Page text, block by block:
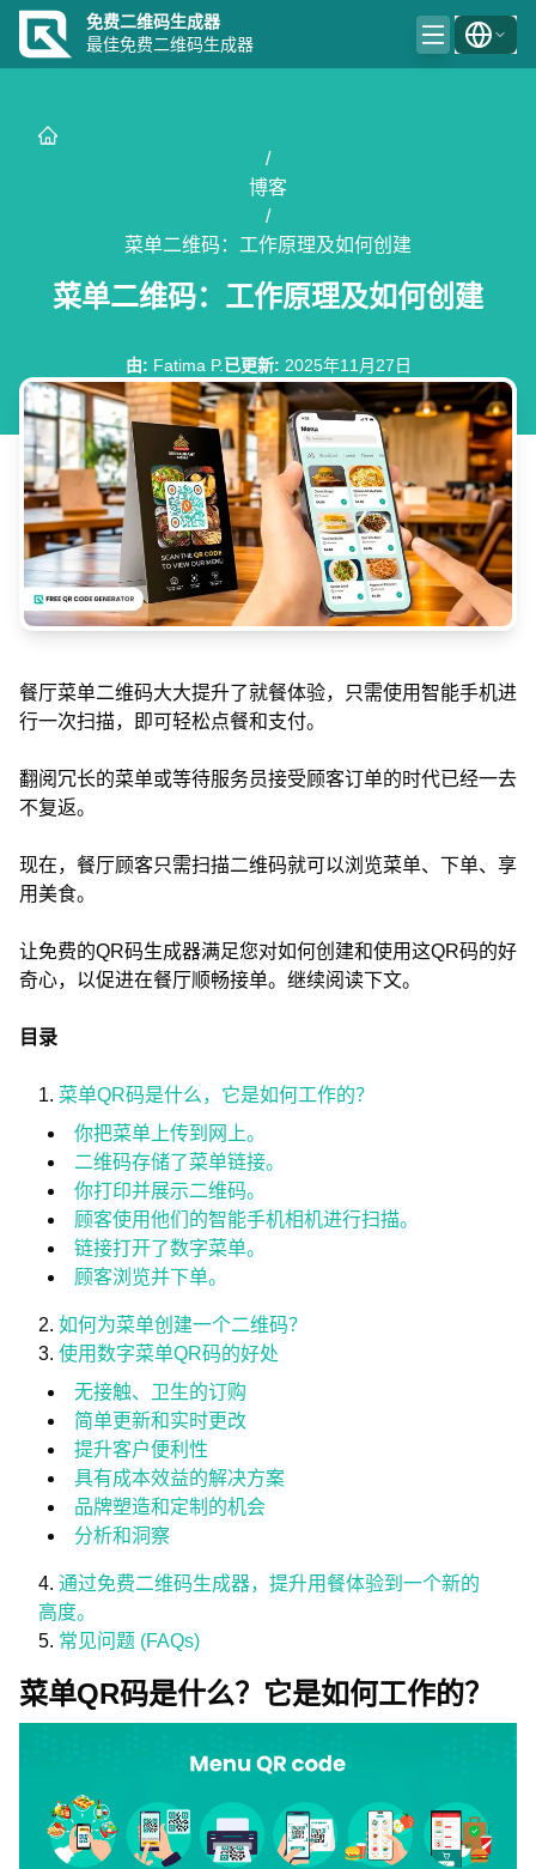
免费二维码生成器
最佳免费二维码生成器
/
博客
/
菜单二维码：工作原理及如何创建
菜单二维码：工作原理及如何创建
由: Fatima P.已更新: 2025年11月27日
餐厅菜单二维码大大提升了就餐体验，只需使用智能手机进
行一次扫描，即可轻松点餐和支付。
翻阅冗长的菜单或等待服务员接受顾客订单的时代已经一去
不复返。
现在，餐厅顾客只需扫描二维码就可以浏览菜单、下单、享
用美食。
让免费的QR码生成器满足您对如何创建和使用这QR码的好
奇心，以促进在餐厅顺畅接单。继续阅读下文。
目录
菜单QR码是什么，它是如何工作的？
你把菜单上传到网上。
二维码存储了菜单链接。
你打印并展示二维码。
顾客使用他们的智能手机相机进行扫描。
链接打开了数字菜单。
顾客浏览并下单。
如何为菜单创建一个二维码？
使用数字菜单QR码的好处
无接触、卫生的订购
简单更新和实时更改
提升客户便利性
具有成本效益的解决方案
品牌塑造和定制的机会
分析和洞察
通过免费二维码生成器，提升用餐体验到一个新的
高度。
常见问题 (FAQs)
菜单QR码是什么？它是如何工作的？